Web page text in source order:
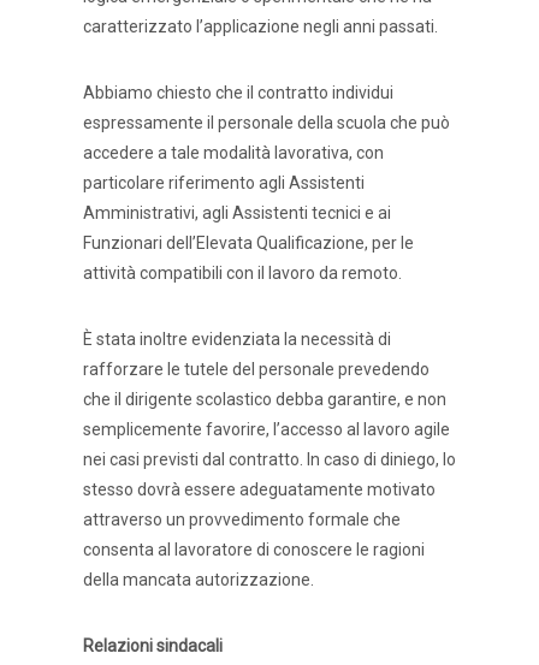
caratterizzato l’applicazione negli anni passati.
Abbiamo chiesto che il contratto individui
espressamente il personale della scuola che può
accedere a tale modalità lavorativa, con
particolare riferimento agli Assistenti
Amministrativi, agli Assistenti tecnici e ai
Funzionari dell’Elevata Qualificazione, per le
attività compatibili con il lavoro da remoto.
È stata inoltre evidenziata la necessità di
rafforzare le tutele del personale prevedendo
che il dirigente scolastico debba garantire, e non
semplicemente favorire, l’accesso al lavoro agile
nei casi previsti dal contratto. In caso di diniego, lo
stesso dovrà essere adeguatamente motivato
attraverso un provvedimento formale che
consenta al lavoratore di conoscere le ragioni
della mancata autorizzazione.
Relazioni sindacali